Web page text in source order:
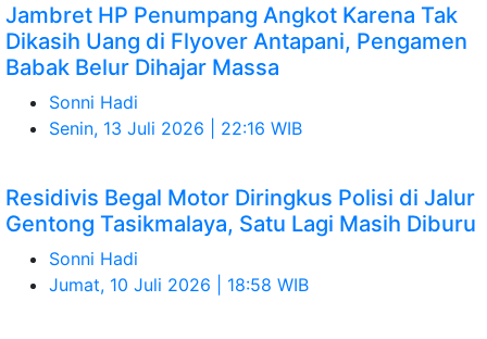
Jambret HP Penumpang Angkot Karena Tak
Dikasih Uang di Flyover Antapani, Pengamen
Babak Belur Dihajar Massa
Sonni Hadi
Senin, 13 Juli 2026 | 22:16 WIB
Residivis Begal Motor Diringkus Polisi di Jalur
Gentong Tasikmalaya, Satu Lagi Masih Diburu
Sonni Hadi
Jumat, 10 Juli 2026 | 18:58 WIB